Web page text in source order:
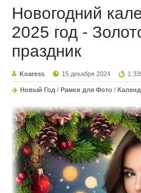
Новогодний
2025 год -
праздник
Koaress 15 декабря 2024 1
Новый Год / Рамки для Фото /